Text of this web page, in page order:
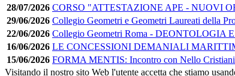
28/07/2026 CORSO "ATTESTAZIONE APE - NUOVI
29/06/2026 Collegio Geometri e Geometri Laureati della
22/06/2026 Collegio Geometri Roma - DEONTOLOGIA
16/06/2026 LE CONCESSIONI DEMANIALI
15/06/2026 FORMA MENTIS: Incontro con Nello
Visitando il nostro sito Web l'utente accetta che stiamo